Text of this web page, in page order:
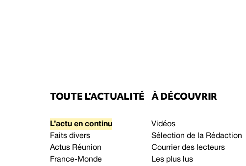
TOUTE L’ACTUALITÉ
L’actu en continu
Faits divers
Actus Réunion
France-Monde
À DÉCOUVRIR
Vidéos
Sélection de la Rédaction
Courrier des lecteurs
Les plus lus